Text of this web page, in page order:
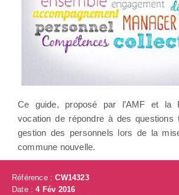
Ce guide, proposé par l’AMF et la
vocation de répondre à des questions
gestion des personnels lors de la
commune nouvelle.
Référence :CW14323
Date :4 Fév 2016